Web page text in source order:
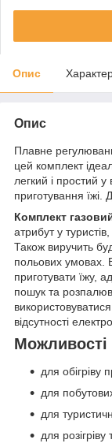
Опис
Опис
Плавне
цей комплект
легкий і простий у
приготування їжі.
Комплект
атрибут у
Також виручить
польових умовах.
приготувати їжу,
пошук та
відсутності
Можливості
для обігріву
для
для
для розігріву